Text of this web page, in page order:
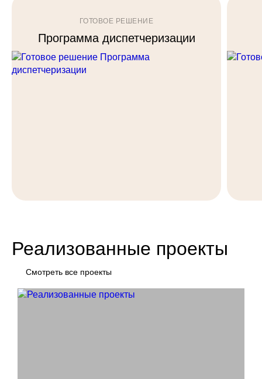
ГОТОВОЕ РЕШЕНИЕ
Программа диспетчеризации
Реализованные проекты
Смотреть все проекты